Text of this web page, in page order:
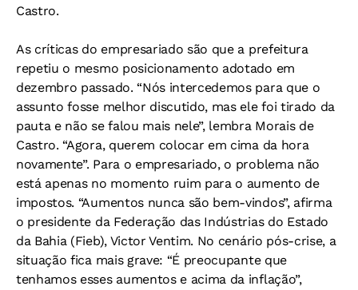
Castro.
As críticas do empresariado são que a prefeitura
repetiu o mesmo posicionamento adotado em
dezembro passado. “Nós intercedemos para que o
assunto fosse melhor discutido, mas ele foi tirado da
pauta e não se falou mais nele”, lembra Morais de
Castro. “Agora, querem colocar em cima da hora
novamente”. Para o empresariado, o problema não
está apenas no momento ruim para o aumento de
impostos. “Aumentos nunca são bem-vindos”, afirma
o presidente da Federação das Indústrias do Estado
da Bahia (Fieb), Victor Ventim. No cenário pós-crise, a
situação fica mais grave: “É preocupante que
tenhamos esses aumentos e acima da inflação”,